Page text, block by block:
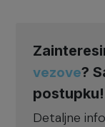
vezove?
postupku!
Detaljne